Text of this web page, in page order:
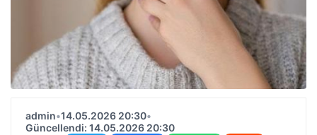
admin•14.05.2026 20:30•
Güncellendi: 14.05.2026 20:30